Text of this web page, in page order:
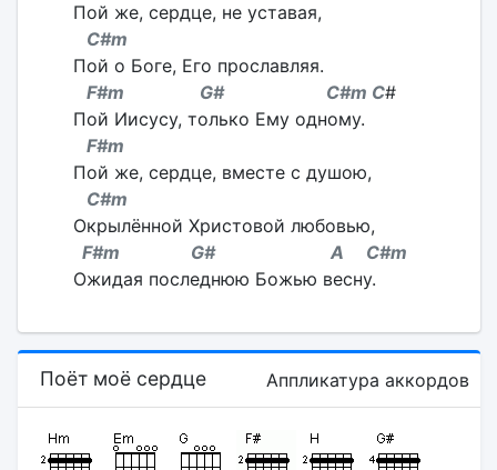
Пой же, сердце, не уставая,
C#m
Пой о Боге, Его прославляя.
F#m G# C#m C#
Пой Иисусу, только Ему одному.
F#m
Пой же, сердце, вместе с душою,
C#m
Окрылённой Христовой любовью,
F#m G# A C#m
Ожидая последнюю Божью весну.
Поёт моё сердце Аппликатура аккордов